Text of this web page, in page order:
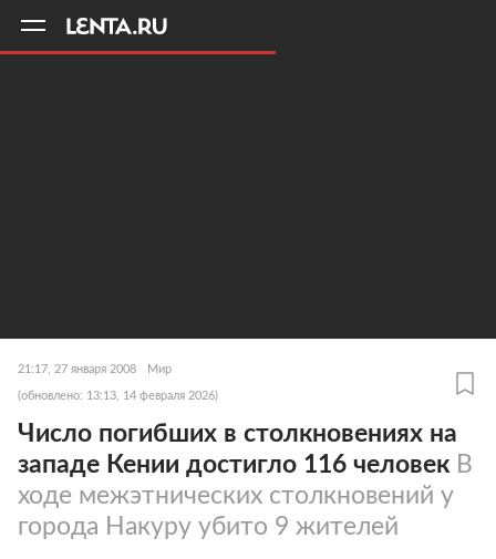
21:17, 27 января 2008 Мир
(обновлено: 13:13, 14 февраля 2026)
Число погибших в столкновениях на
западе Кении достигло 116 человек В
ходе межэтнических столкновений у
города Накуру убито 9 жителей